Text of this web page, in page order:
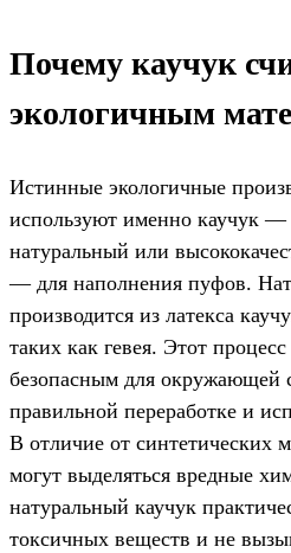
Почему каучук
экологичным
Истинные экологичные
используют именно каучук —
натуральный или
— для наполнения пуфов.
производится из латекса
таких как гевея. Этот
безопасным для окружающей
правильной переработке и
В отличие от синтетических
могут выделяться вредные
натуральный каучук
токсичных веществ и не